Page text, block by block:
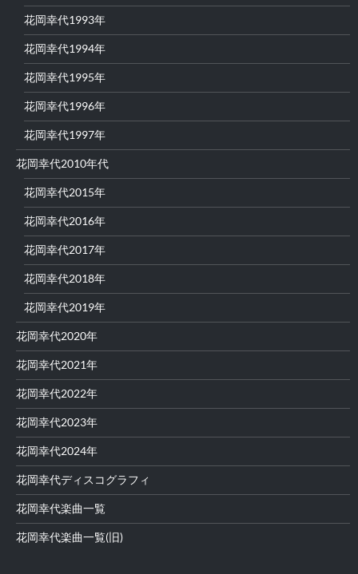
花岡幸代1993年
花岡幸代1994年
花岡幸代1995年
花岡幸代1996年
花岡幸代1997年
花岡幸代2010年代
花岡幸代2015年
花岡幸代2016年
花岡幸代2017年
花岡幸代2018年
花岡幸代2019年
花岡幸代2020年
花岡幸代2021年
花岡幸代2022年
花岡幸代2023年
花岡幸代2024年
花岡幸代ディスコグラフィ
花岡幸代楽曲一覧
花岡幸代楽曲一覧(旧)